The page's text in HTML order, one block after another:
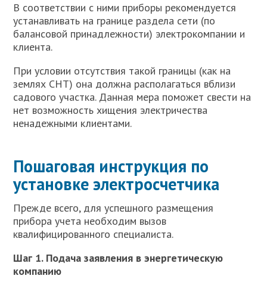
В соответствии с ними приборы рекомендуется
устанавливать на границе раздела сети (по
балансовой принадлежности) электрокомпании и
клиента.
При условии отсутствия такой границы (как на
землях СНТ) она должна располагаться вблизи
садового участка. Данная мера поможет свести на
нет возможность хищения электричества
ненадежными клиентами.
Пошаговая инструкция по
установке электросчетчика
Прежде всего, для успешного размещения
прибора учета необходим вызов
квалифицированного специалиста.
Шаг 1. Подача заявления в энергетическую
компанию